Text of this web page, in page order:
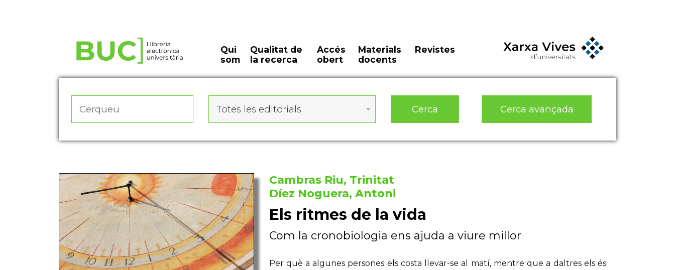
Qui
som
Qualitat de
la recerca
Accés
obert
Materials
docents
Revistes
Totes les editorials Cerca Cerca avançada
Cambras Riu, Trinitat
Díez Noguera, Antoni
Els ritmes de la vida
Com la cronobiologia ens ajuda a viure millor
Per què a algunes persones els costa llevar-se al matí, mentre que a daltres els és